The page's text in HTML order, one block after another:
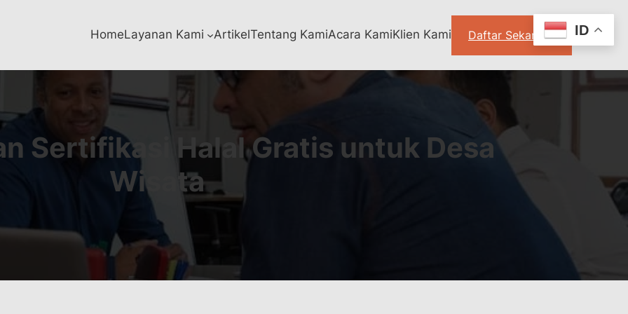
HomeLayanan Kami ArtikelTentang KamiAcara KamiKlien Kami Daftar Sekarang
Sertifikasi Halal Gratis untuk Desa
Wisata
ID